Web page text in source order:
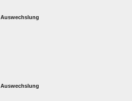
Auswechslung
Auswechslung